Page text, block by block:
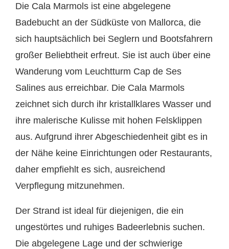
Die Cala Marmols ist eine abgelegene
Badebucht an der Südküste von Mallorca, die
sich hauptsächlich bei Seglern und Bootsfahrern
großer Beliebtheit erfreut. Sie ist auch über eine
Wanderung vom Leuchtturm Cap de Ses
Salines aus erreichbar. Die Cala Marmols
zeichnet sich durch ihr kristallklares Wasser und
ihre malerische Kulisse mit hohen Felsklippen
aus. Aufgrund ihrer Abgeschiedenheit gibt es in
der Nähe keine Einrichtungen oder Restaurants,
daher empfiehlt es sich, ausreichend
Verpflegung mitzunehmen.
Der Strand ist ideal für diejenigen, die ein
ungestörtes und ruhiges Badeerlebnis suchen.
Die abgelegene Lage und der schwierige